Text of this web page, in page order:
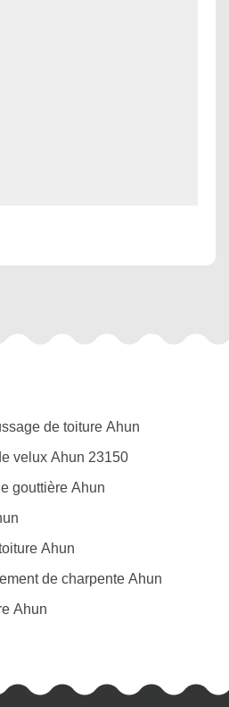
de toiture Ahun
velux Ahun 23150
gouttière Ahun
Ahun
de charpente Ahun
Ahun